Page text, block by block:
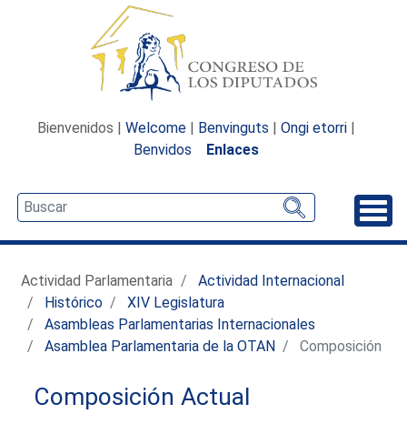
Bienvenidos | Welcome | Benvinguts | Ongi etorri |
Benvidos
Enlaces
Actividad Parlamentaria
Actividad Internacional
Histórico
XIV Legislatura
Asambleas Parlamentarias Internacionales
Asamblea Parlamentaria de la OTAN
Composición
Composición Actual